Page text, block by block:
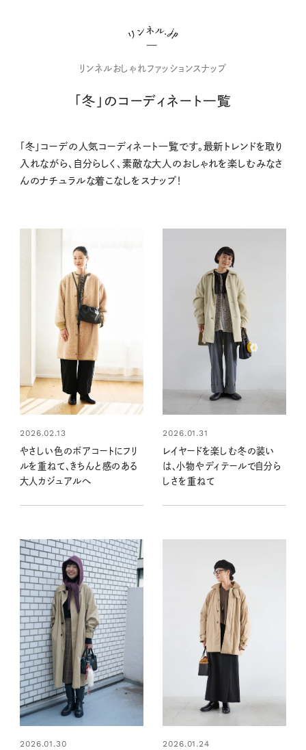
リンネルおしゃれファッションスナップ
「冬」のコーディネート一覧
「冬」コーデの人気コーディネート一覧です。最新トレンドを取り
入れながら、自分らしく、素敵な大人のおしゃれを楽しむみなさ
んのナチュラルな着こなしをスナップ！
2026.02.13
やさしい色のボアコートにフリ
ルを重ねて、きちんと感のある
大人カジュアルへ
2026.01.31
レイヤードを楽しむ冬の装い
は、小物やディテールで自分ら
しさを重ねて
2026.01.30
2026.01.24